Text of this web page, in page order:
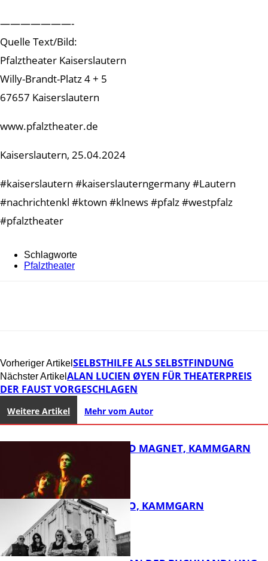
———————-
Quelle Text/Bild:
Pfalztheater Kaiserslautern
Willy-Brandt-Platz 4 + 5
67657 Kaiserslautern
www.pfalztheater.de
Kaiserslautern, 25.04.2024
#kaiserslautern #kaiserslauterngermany #Lautern
#nachrichtenkl #ktown #klnews #pfalz #westpfalz
#pfalztheater
Schlagworte
Pfalztheater
Vorheriger Artikel SELBSTHILFE ALS SELBSTFINDUNG
Nächster Artikel ALAN LUCIEN ØYEN FÜR THEATERPREIS
DER FAUST VORGESCHLAGEN
Weitere Artikel Mehr vom Autor
FB Kultur
DIRTY SOUND MAGNET, KAMMGARN
ROSE TATTOO, KAMMGARN